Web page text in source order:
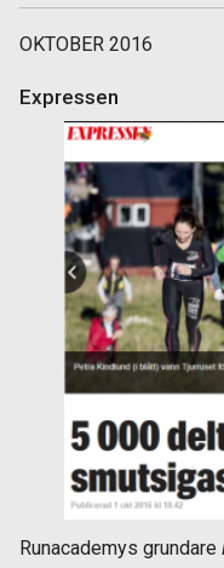
OKTOBER 2016
Expressen
Runacademys grundare